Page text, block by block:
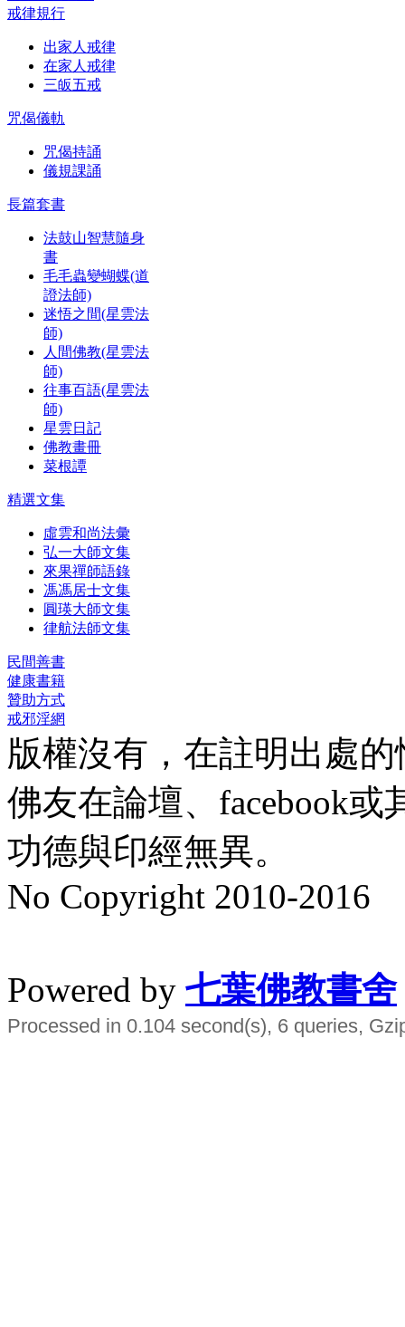
戒律規行
出家人戒律
在家人戒律
三皈五戒
咒偈儀軌
咒偈持誦
儀規課誦
長篇套書
法鼓山智慧隨身
書
毛毛蟲變蝴蝶(道
證法師)
迷悟之間(星雲法
師)
人間佛教(星雲法
師)
往事百語(星雲法
師)
星雲日記
佛教畫冊
菜根譚
精選文集
虛雲和尚法彙
弘一大師文集
來果禪師語錄
馮馮居士文集
圓瑛大師文集
律航法師文集
民間善書
健康書籍
贊助方式
戒邪淫網
版權沒有，在註明出處
佛友在論壇、facebook
功德與印經無異。
No Copyright 2010-2016
Powered by 七葉佛教書舍
Processed in 0.104 second(s), 6 queries,